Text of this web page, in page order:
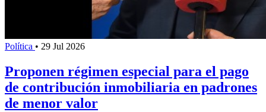
Política • 29 Jul 2026
Proponen régimen especial para el pago
de contribución inmobiliaria en padrones
de menor valor